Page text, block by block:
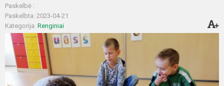
Paskelbė :
Paskelbta: 2023-04-21
Kategorija: Renginiai